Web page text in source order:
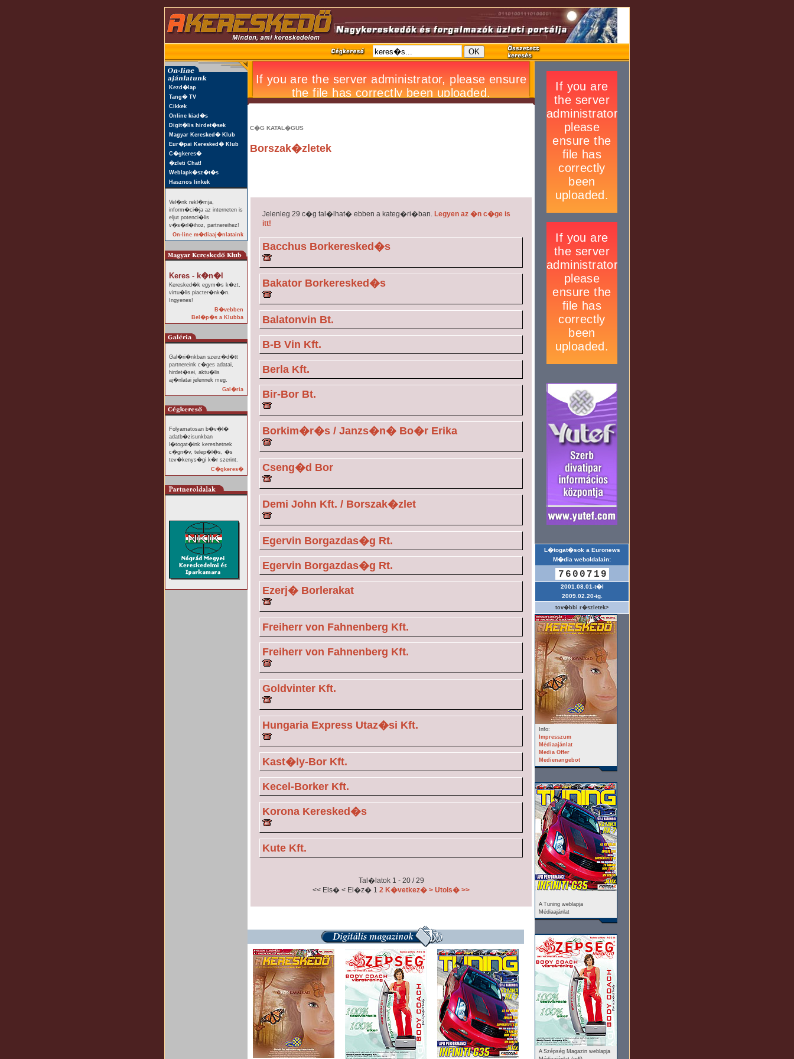
Kezd�lap
Tang� TV
Cikkek
Online kiad�s
Digit�lis hirdet�sek
Magyar Keresked� Klub
Eur�pai Keresked� Klub
C�gkeres�
�zleti Chat!
Weblapk�sz�t�s
Hasznos linkek
Vel�nk rekl�mja,
inform�ci�ja az interneten is
eljut potenci�lis
v�s�rl�ihoz, partnereihez!
On-line m�diaaj�nlataink
Keres - k�n�l
Keresked�k egym�s k�zt,
virtu�lis piacter�nk�n.
Ingyenes!
B�vebben
Bel�p�s a Klubba
Gal�ri�nkban szerz�d�tt
partnereink c�ges adatai,
hirdet�sei, aktu�lis
aj�nlatai jelennek meg.
Gal�ria
Folyamatosan b�v�l�
adatb�zisunkban
l�togat�ink kereshetnek
c�gn�v, telep�l�s, �s
tev�kenys�gi k�r szerint.
C�gkeres�
C�G KATAL�GUS
Borszak�zletek
Jelenleg 29 c�g tal�lhat� ebben a kateg�ri�ban. Legyen az �n c�ge is
itt!
Bacchus Borkeresked�s
Bakator Borkeresked�s
Balatonvin Bt.
B-B Vin Kft.
Berla Kft.
Bir-Bor Bt.
Borkim�r�s / Janzs�n� Bo�r Erika
Cseng�d Bor
Demi John Kft. / Borszak�zlet
Egervin Borgazdas�g Rt.
Egervin Borgazdas�g Rt.
Ezerj� Borlerakat
Freiherr von Fahnenberg Kft.
Freiherr von Fahnenberg Kft.
Goldvinter Kft.
Hungaria Express Utaz�si Kft.
Kast�ly-Bor Kft.
Kecel-Borker Kft.
Korona Keresked�s
Kute Kft.
Tal�latok 1 - 20 / 29
<< Els� < El�z� 1 2 K�vetkez� > Utols� >>
L�togat�sok a Euronews
M�dia weboldalain:
7600719
2001.08.01-t�l
2009.02.20-ig.
tov�bbi r�szletek>
Info:
Impresszum
Médiaajánlat
Media Offer
Medienangebot
A Tuning weblapja
Médiaajánlat
A Szépség Magazin weblapja